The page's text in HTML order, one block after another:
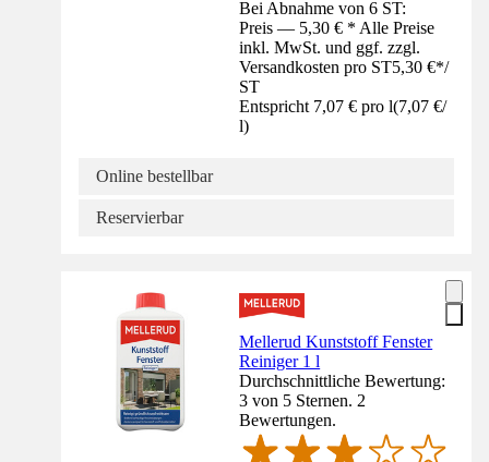
Bei Abnahme von 6 ST:
Preis — 5,30 € * Alle Preise
inkl. MwSt. und ggf. zzgl.
Versandkosten pro ST5,30 €*/
ST
Entspricht 7,07 € pro l(7,07 €/
l)
Online bestellbar
Reservierbar
Mellerud Kunststoff Fenster
Reiniger 1 l
Durchschnittliche Bewertung:
3 von 5 Sternen. 2
Bewertungen.